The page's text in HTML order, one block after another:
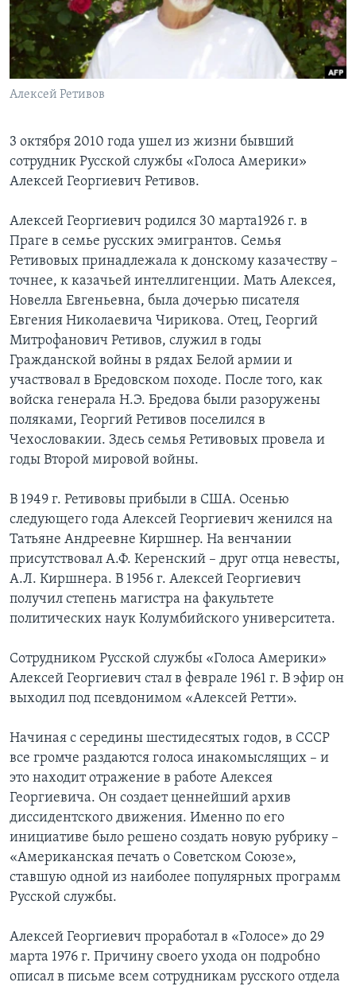
Learning English
СОЦИАЛЬНЫЕ СЕТИ
Языки
Алексей Ретивов
3 октября 2010 года ушел из жизни бывший
сотрудник Русской службы «Голоса Америки»
Алексей Георгиевич Ретивов.
Алексей Георгиевич родился 30 марта1926 г. в
Праге в семье русских эмигрантов. Семья
Ретивовых принадлежала к донскому казачеству –
точнее, к казачьей интеллигенции. Мать Алексея,
Новелла Евгеньевна, была дочерью писателя
Евгения Николаевича Чирикова. Отец, Георгий
Митрофанович Ретивов, служил в годы
Гражданской войны в рядах Белой армии и
участвовал в Бредовском походе. После того, как
войска генерала Н.Э. Бредова были разоружены
поляками, Георгий Ретивов поселился в
Чехословакии. Здесь семья Ретивовых провела и
годы Второй мировой войны.
В 1949 г. Ретивовы прибыли в США. Осенью
следующего года Алексей Георгиевич женился на
Татьяне Андреевне Киршнер. На венчании
присутствовал А.Ф. Керенский – друг отца невесты,
А.Л. Киршнера. В 1956 г. Алексей Георгиевич
получил степень магистра на факультете
политических наук Колумбийского университета.
Сотрудником Русской службы «Голоса Америки»
Алексей Георгиевич стал в феврале 1961 г. В эфир он
выходил под псевдонимом «Алексей Ретти».
Начиная с середины шестидесятых годов, в СССР
все громче раздаются голоса инакомыслящих – и
это находит отражение в работе Алексея
Георгиевича. Он создает ценнейший архив
диссидентского движения. Именно по его
инициативе было решено создать новую рубрику –
«Американская печать о Советском Союзе»,
ставшую одной из наиболее популярных программ
Русской службы.
Алексей Георгиевич проработал в «Голосе» до 29
марта 1976 г. Причину своего ухода он подробно
описал в письме всем сотрудникам русского отдела